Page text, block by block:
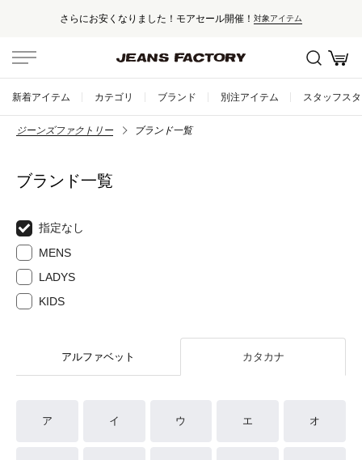
さらにお安くなりました！モアセール開催！ 対象アイテム
新着アイテム カテゴリ ブランド 別注アイテム スタッフス
ジーンズファクトリー ブランド一覧
ブランド一覧
指定なし
MENS
LADYS
KIDS
アルファベット カタカナ
ア イ ウ エ オ